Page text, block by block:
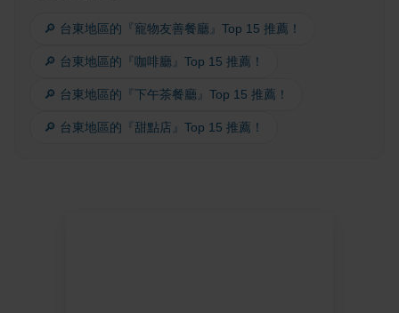
🔎 台東地區的『寵物友善餐廳』Top 15 推薦！
🔎 台東地區的『咖啡廳』Top 15 推薦！
🔎 台東地區的『下午茶餐廳』Top 15 推薦！
🔎 台東地區的『甜點店』Top 15 推薦！